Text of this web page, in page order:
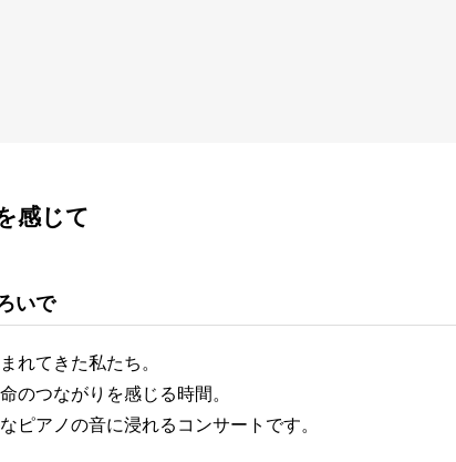
感じて
いで
れてきた私たち。
のつながりを感じる時間。
ピアノの音に浸れるコンサートです。